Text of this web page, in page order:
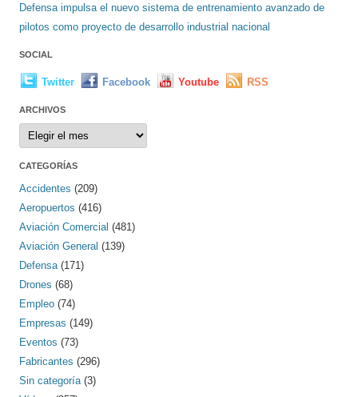
Defensa impulsa el nuevo sistema de entrenamiento avanzado de
pilotos como proyecto de desarrollo industrial nacional
SOCIAL
Twitter Facebook Youtube RSS
ARCHIVOS
Archivos
CATEGORÍAS
Accidentes (209)
Aeropuertos (416)
Aviación Comercial (481)
Aviación General (139)
Defensa (171)
Drones (68)
Empleo (74)
Empresas (149)
Eventos (73)
Fabricantes (296)
Sin categoría (3)